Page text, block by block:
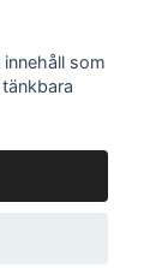
som